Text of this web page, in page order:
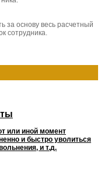
за основу весь расчетный
сотрудника.
или иной момент
и быстро уволиться
и т.д.